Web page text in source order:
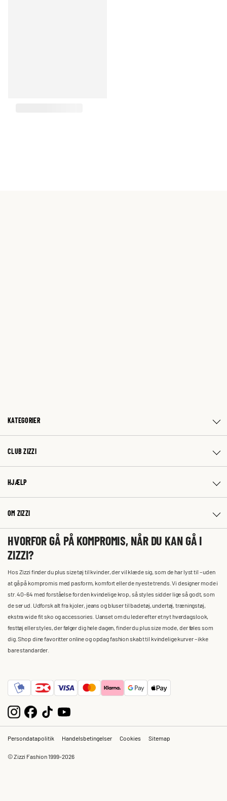
KATEGORIER
CLUB ZIZZI
HJÆLP
OM ZIZZI
HVORFOR GÅ PÅ KOMPROMIS, NÅR DU KAN GÅ I
ZIZZI?
Hos Zizzi finder du plus size tøj til kvinder, der vil klæde sig, som de har lyst til – uden
at gå på kompromis med pasform, komfort eller de nyeste trends. Vi designer mode i
str. 40-64 med forståelse for den kvindelige krop, så styles sidder lige så godt, som
de ser ud. Udforsk alt fra kjoler, jeans og bluser til badetøj, undertøj, træningstøj,
ekstra wide fit sko og accessories. Uanset om du leder efter et nyt hverdagslook,
festtøj eller styles, der følger dig hele dagen, finder du plus size mode, der føles som
dig. Shop dine favoritter online og opdag fashion skabt til kvindelige kurver – ikke
bare standarder.
Persondatapolitik Handelsbetingelser Cookies Sitemap
© Zizzi Fashion 1999-2026